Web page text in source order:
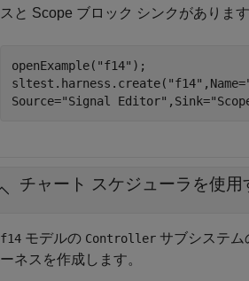
スと Scope ブロック シンクがあります
openExample( "f14" );
sltest.harness.create( "f14" ,Name=
Source="Signal Editor" ,Sink=
チャート スケジューラを使
f14 モデルの Controller サブシステム
ーネスを作成します。